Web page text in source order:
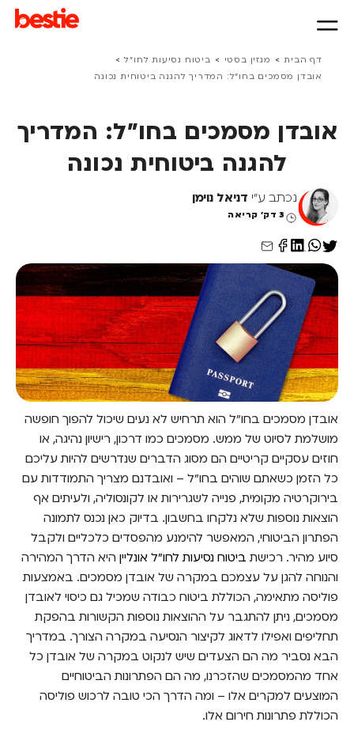
דף הבית > מגזין בסטי > ביטוח נסיעות לחו״ל >
אובדן מסמכים בחו"ל: המדריך להגנה ביטוחית נכונה
אובדן מסמכים בחו"ל: המדריך
להגנה ביטוחית נכונה
נכתב ע"י דניאל נוימן
3 דק' קריאה
אובדן מסמכים בחו"ל הוא תרחיש לא נעים שיכול להפוך חופשה
מושלמת לסיוט של ממש. מסמכים כמו דרכון, רישיון נהיגה, או
חוזים עסקיים קריטיים הם מסוג הדברים שנדרשים להיות עליכם
כל הזמן כשאתם שוהים בחו"ל – ואובדנם מצריך התמודדות עם
בירוקרטיה מקומית, פנייה לשגרירות או לקונסוליה, ולעיתים אף
הוצאות נוספות שלא נלקחו בחשבון. בדיוק כאן נכנס לתמונה
הפתרון הביטוחי, המאפשר להימנע מהפסדים כלכליים ולקבל
סיוע מהיר. רכישת ביטוח נסיעות לחו"ל אונליין היא הדרך המהירה
והנוחה להגן על עצמכם במקרה של אובדן מסמכים. באמצעות
פוליסה מתאימה, הכוללת ביטוח כבודה שמכיל גם כיסוי לאובדן
מסמכים, ניתן להתגבר על ההוצאות נוספות הקשורות בהפקת
תחליפים ואפילו לדאוג לקיצור הנסיעה במקרה הצורך. במדריך
הבא נסביר מה הם הצעדים שיש לנקוט במקרה של אובדן כל
אחד מהמסמכים שהזכרנו, מה הם הפתרונות הביטוחיים
המוצעים למקרים אלו – ומה הדרך הכי טובה לרכוש פוליסה
הכוללת פתרונות חירום אלו.